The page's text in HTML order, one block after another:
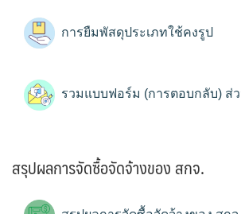
การยืมพัสดุประเภทใช้คงรูป
รวมแบบฟอร์ม (การตอบกลับ) ส่
สรุปผลการจัดซื้อจัดจ้างของ สกจ.